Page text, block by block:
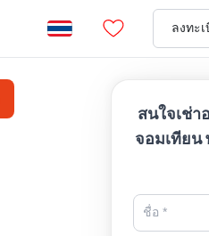
ลงทะ
สนใจเช่
จอมเทียน